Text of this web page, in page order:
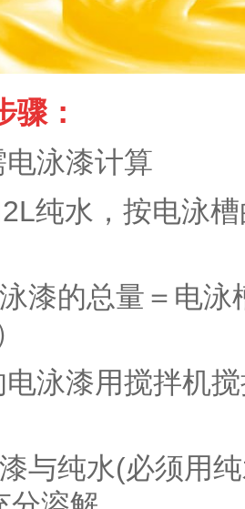
骤：
泳漆计算
纯水，按电泳
漆的总量＝电
泳漆用搅拌机
与纯水(必须用